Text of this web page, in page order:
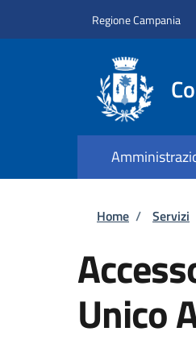
Regione Campania
Home / Servizi
Unico